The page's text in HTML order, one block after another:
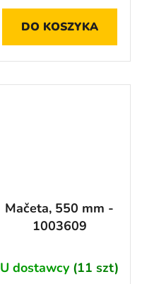
DO KOSZYKA
Mačeta, 550 mm -
1003609
U dostawcy (11 szt)